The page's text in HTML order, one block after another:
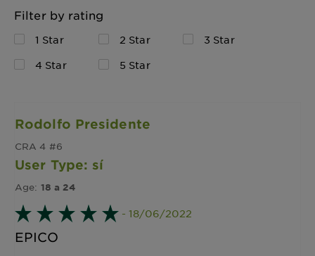
Filter by rating
1 Star 2 Star
3 Star
4 Star
5 Star
Rodolfo Presidente
CRA 4 #6
User Type: sí
Age: 18 a 24
- 18/06/2022
EPICO